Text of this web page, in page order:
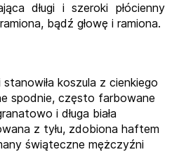
długi i szeroki płócienny
bądź głowę i ramiona.
koszula z cienkiego
spodnie, często farbowane
i długa biała
z tyłu, zdobiona haftem
świąteczne mężczyźni